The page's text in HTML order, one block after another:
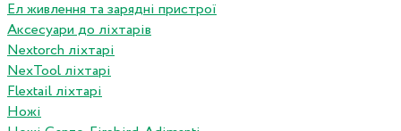
Ел живлення та зарядні пристрої
Аксесуари до ліхтарів
Nextorch ліхтарі
NexTool ліхтарі
Flextail ліхтарі
Ножі